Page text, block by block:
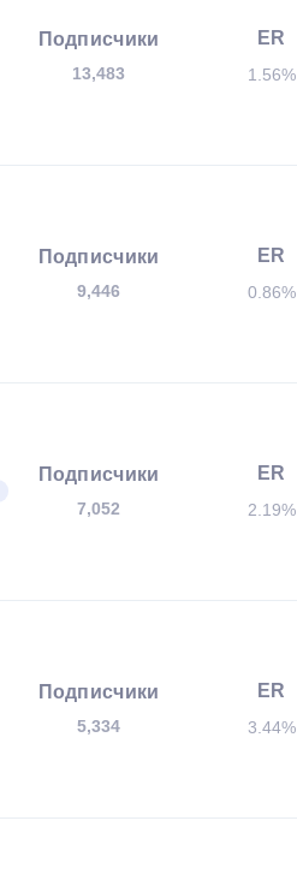
Подписчики
13,483
ER
1.56%
Подписчики
9,446
ER
0.86%
Подписчики
7,052
ER
2.19%
Подписчики
5,334
ER
3.44%